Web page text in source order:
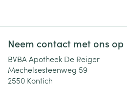
Neem contact met ons op
BVBA Apotheek De Reiger
Mechelsesteenweg 59
2550 Kontich